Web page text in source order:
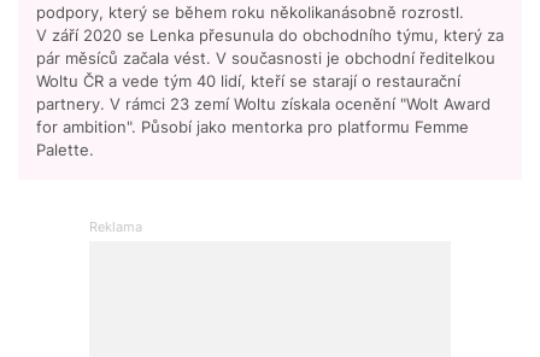
podpory, který se během roku několikanásobně rozrostl.
V září 2020 se Lenka přesunula do obchodního týmu, který za
pár měsíců začala vést. V současnosti je obchodní ředitelkou
Woltu ČR a vede tým 40 lidí, kteří se starají o restaurační
partnery. V rámci 23 zemí Woltu získala ocenění "Wolt Award
for ambition". Působí jako mentorka pro platformu Femme
Palette.